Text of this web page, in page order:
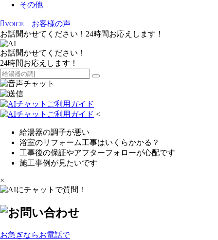
その他
VOICE
お客様の声
お話聞かせてください！24時間お応えします！
お話聞かせてください！
24時間お応えします！
<
給湯器の調子が悪い
浴室のリフォーム工事はいくらかかる？
工事後の保証やアフターフォローが心配です
施工事例が見たいです
×
お急ぎならお電話で